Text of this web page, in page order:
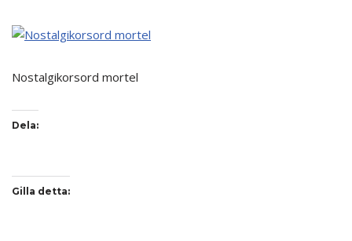
Nostalgikorsord mortel
Dela:
Gilla detta: